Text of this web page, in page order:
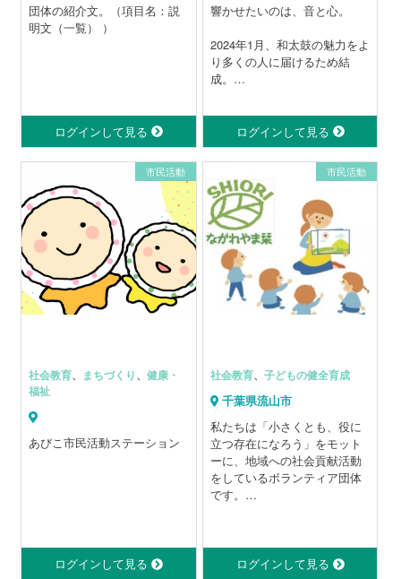
団体の紹介文。（項目名：説
明文（一覧） ）
ログインして見る
響かせたいのは、音と心。
2024年1月、和太鼓の魅力をよ
り多くの人に届けるため結
成。
地域のイベントでの和太鼓演
奏を中心に活動中。
演奏を通して「音で伝わる楽
しさ」と「仲間と作る一体
感」を
大切にしています。
メンバーそれぞれが学び合い
ながら
より良い演奏を目指して日々
の練習に励んでいます。
ログインして見る
市民活動
社会教育、 まちづくり、 健康・
福祉
あびこ市民活動ステーション
ログインして見る
市民活動
社会教育、 子どもの健全育成
千葉県流山市
私たちは「小さくとも、役に
立つ存在になろう」をモット
ーに、地域への社会貢献活動
をしているボランティア団体
です。
より良い図書館を目指しての
活動を行っています。また公
ログインして見る